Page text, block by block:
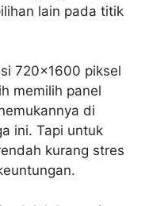
lain pada titik
720×1600 piksel
memilih panel
di
ini. Tapi untuk
kurang stres